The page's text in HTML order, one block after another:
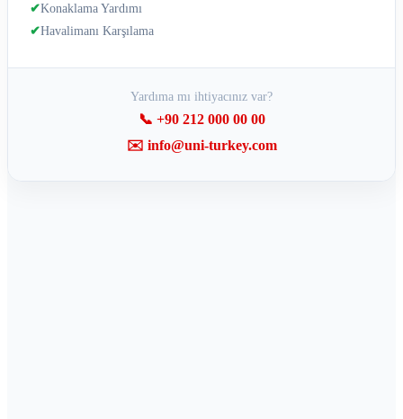
✔Konaklama Yardımı
✔Havalimanı Karşılama
Yardıma mı ihtiyacınız var?
📞 +90 212 000 00 00
✉️ info@uni-turkey.com